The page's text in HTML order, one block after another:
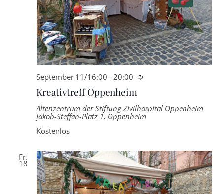
Kreativtreff Oppenheim
September 11/16:00 - 20:00 Wiederkehrende
Altenzentrum der Stiftung Zivilhospital Oppenheim
Jakob-Steffan-Platz 1, Oppenheim
Kostenlos
Fr.
18